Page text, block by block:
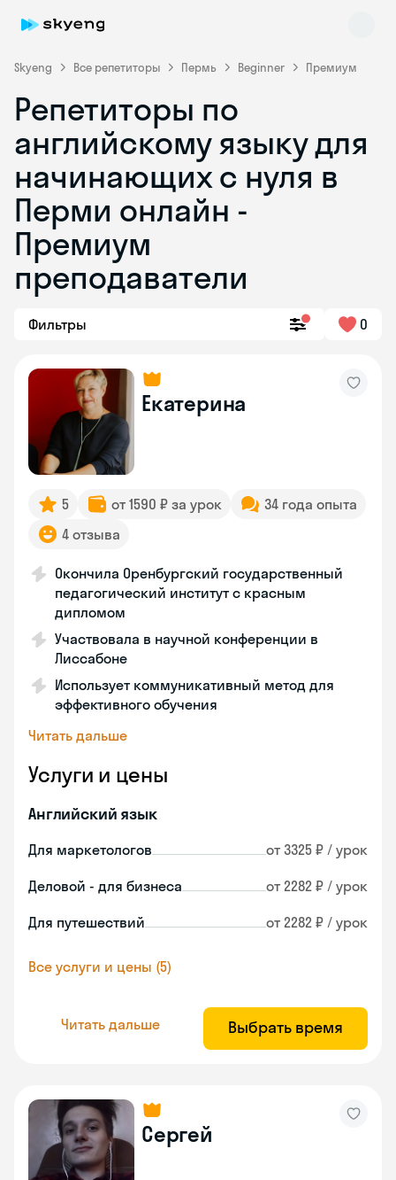
Skyeng Все репетиторы Пермь Beginner Премиум
Репетиторы по
английскому языку для
начинающих с нуля в
Перми онлайн -
Премиум
преподаватели
Фильтры 0
Екатерина
5 от 1590 ₽ за урок
34 года опыта
4 отзыва
Окончила Оренбургский государственный
педагогический институт с красным
дипломом
Участвовала в научной конференции в
Лиссабоне
Использует коммуникативный метод для
эффективного обучения
Читать дальше
Услуги и цены
Английский язык
Для маркетологов от 3325 ₽ / урок
Деловой - для бизнеса от 2282 ₽ / урок
Для путешествий от 2282 ₽ / урок
Все услуги и цены (5)
Читать дальше Выбрать время
Сергей
Skyeng Chat
online